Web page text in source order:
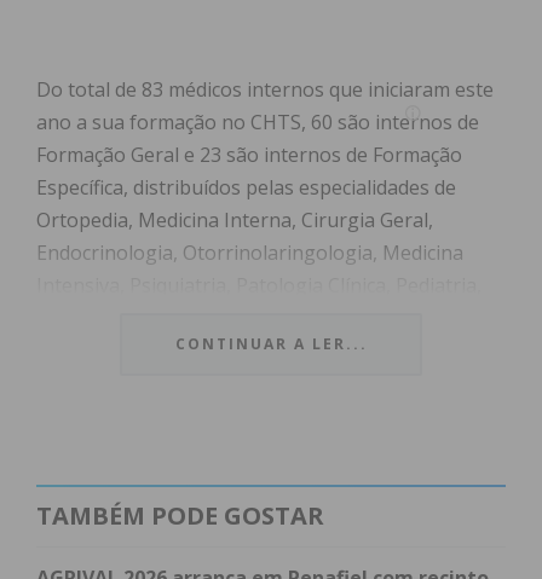
Do total de 83 médicos internos que iniciaram este
ano a sua formação no CHTS, 60 são internos de
Formação Geral e 23 são internos de Formação
Específica, distribuídos pelas especialidades de
Ortopedia, Medicina Interna, Cirurgia Geral,
Endocrinologia, Otorrinolaringologia, Medicina
Adolescência e Medicina Física e Reabilitação.
primeira vez internos nas especialidades de
Otorrinolaringologia, Medicina Intensiva e
CONTINUAR A LER...
TAMBÉM PODE GOSTAR